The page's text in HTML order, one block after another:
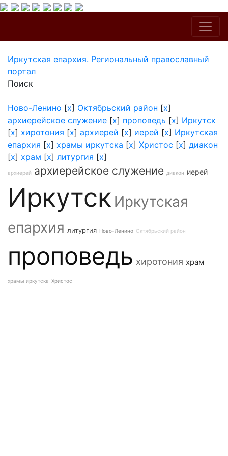
Иркутская епархия. Региональный православный
портал
Поиск
Ново-Ленино [x] Октябрьский район [x]
архиерейское служение [x] проповедь [x] Иркутск
[x] хиротония [x] архиерей [x] иерей [x] Иркутская
епархия [x] храмы иркутска [x] Христос [x] диакон
[x] храм [x] литургия [x]
архиерей архиерейское служение диакон иерей
Иркутск Иркутская
епархия литургия Ново-Ленино Октябрьский район
проповедь хиротония храм
храмы иркутска Христос